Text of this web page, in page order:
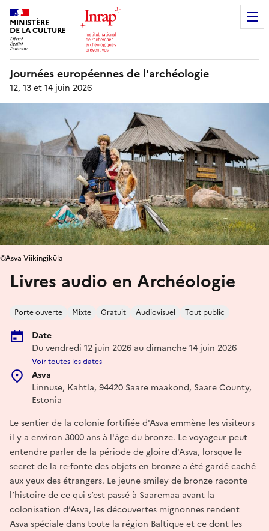
MINISTÈRE
DE LA CULTURE
Journées européennes de l'archéologie
12, 13 et 14 juin 2026
Livres audio en Archéologie
Porte ouverte Mixte Gratuit Audiovisuel Tout public
Date
Du vendredi 12 juin 2026 au dimanche 14 juin 2026
Voir toutes les dates
Asva
Linnuse, Kahtla, 94420 Saare maakond, Saare County,
Estonia
©Asva Viikingiküla
Le sentier de la colonie fortifiée d'Asva emmène les visiteurs
il y a environ 3000 ans à l'âge du bronze. Le voyageur peut
entendre parler de la période de gloire d'Asva, lorsque le
secret de la re-fonte des objets en bronze a été gardé caché
aux yeux des étrangers. Le jeune smiley de bronze raconte
l’histoire de ce qui s’est passé à Saaremaa avant la
colonisation d’Asva, les découvertes mignonnes rendent
Asva spéciale dans toute la région Baltique et ce dont les